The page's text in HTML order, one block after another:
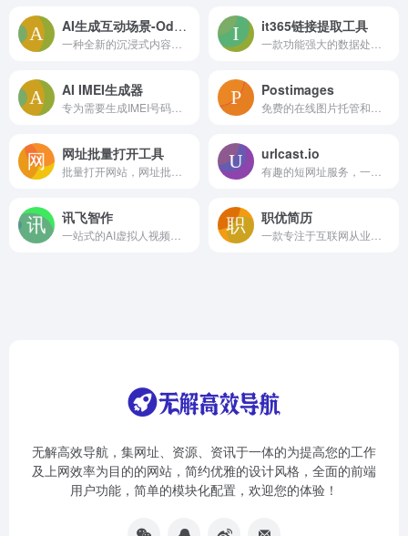
AI生成互动场景-Odyssey it365链接提取工具
AI IMEI生成器 Postimages
网址批量打开工具 urlcast.io
讯飞智作 职优简历
无解高效导航，集网址、资源、资讯于一体的为提高您的工作
及上网效率为目的的网站，简约优雅的设计风格，全面的前端
用户功能，简单的模块化配置，欢迎您的体验！